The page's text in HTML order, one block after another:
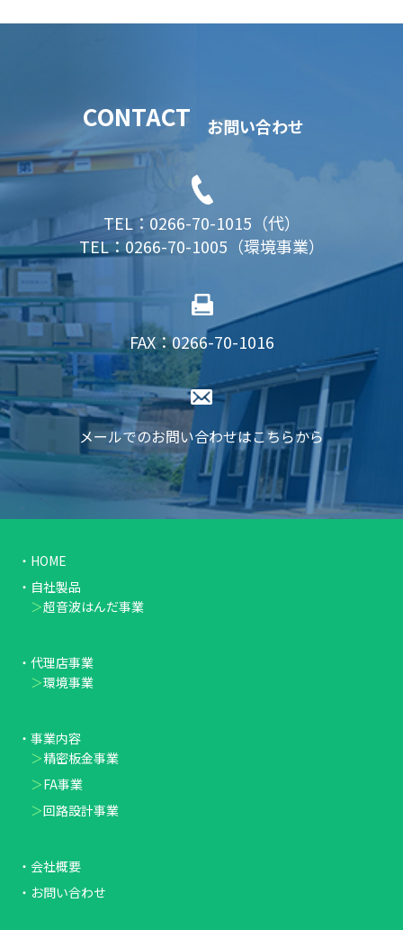
CONTACT お問い合わせ
TEL：0266-70-1015（代）
TEL：0266-70-1005（環境事業）
FAX：0266-70-1016
メールでのお問い合わせはこちらから
HOME
自社製品
超音波はんだ事業
代理店事業
環境事業
事業内容
精密板金事業
FA事業
回路設計事業
会社概要
お問い合わせ